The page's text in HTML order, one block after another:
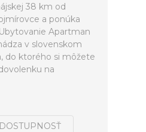
38 km od
a ponúka
Apartman
v slovenskom
do ktorého si môžete
na